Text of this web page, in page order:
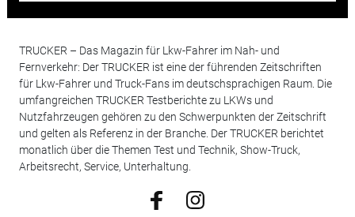
TRUCKER – Das Magazin für Lkw-Fahrer im Nah- und
Fernverkehr: Der TRUCKER ist eine der führenden Zeitschriften
für Lkw-Fahrer und Truck-Fans im deutschsprachigen Raum. Die
umfangreichen TRUCKER Testberichte zu LKWs und
Nutzfahrzeugen gehören zu den Schwerpunkten der Zeitschrift
und gelten als Referenz in der Branche. Der TRUCKER berichtet
monatlich über die Themen Test und Technik, Show-Truck,
Arbeitsrecht, Service, Unterhaltung.